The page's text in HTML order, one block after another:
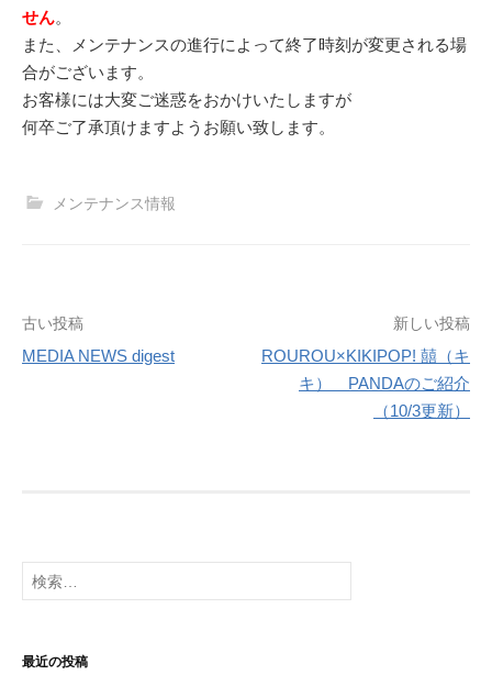
せん。
また、メンテナンスの進行によって終了時刻が変更される場
合がございます。
お客様には大変ご迷惑をおかけいたしますが
何卒ご了承頂けますようお願い致します。
メンテナンス情報
投
稿
シ
ョ
ン
古い投稿
MEDIA NEWS digest
新しい投稿
ROUROU×KIKIPOP! 囍（キ
キ） PANDAのご紹介
（10/3更新）
検
索:
最近の投稿